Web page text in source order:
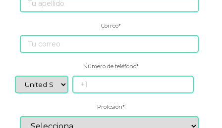
Correo*
Número de teléfono*
Profesión*